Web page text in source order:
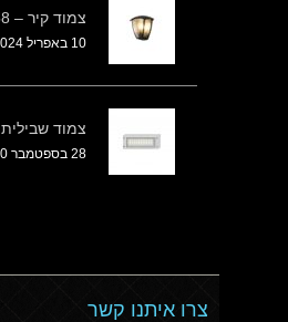
צמוד קיר – 525658
10 באפריל 2024
צמוד שבילית 520747
28 בספטמבר 2020
צרו איתנו קשר